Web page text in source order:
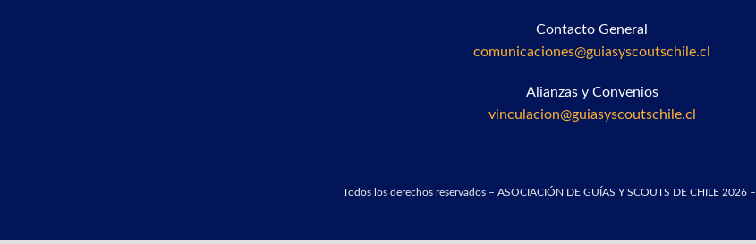
Contacto General
comunicaciones@guiasyscoutschile.cl
Alianzas y Convenios
vinculacion@guiasyscoutschile.cl
Todos los derechos reservados – ASOCIACIÓN DE GUÍAS Y SCOUTS DE CHILE 2026 –